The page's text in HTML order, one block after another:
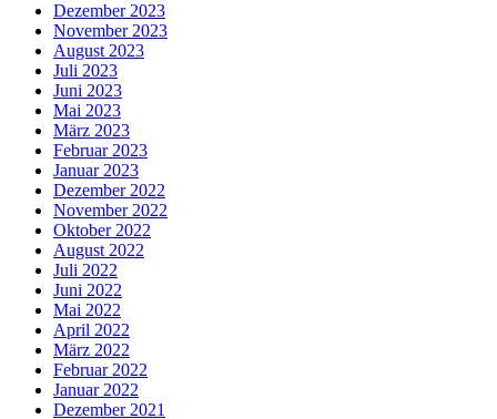
Dezember 2023
November 2023
August 2023
Juli 2023
Juni 2023
Mai 2023
März 2023
Februar 2023
Januar 2023
Dezember 2022
November 2022
Oktober 2022
August 2022
Juli 2022
Juni 2022
Mai 2022
April 2022
März 2022
Februar 2022
Januar 2022
Dezember 2021